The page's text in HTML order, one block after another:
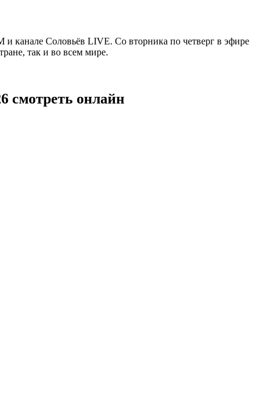
канале Соловьёв LIVE. Со вторника по четверг в эфире
так и во всем мире.
смотреть онлайн